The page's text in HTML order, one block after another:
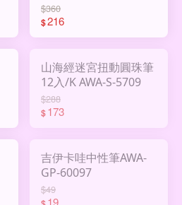
$360
$216
山海經迷宮扭動圓珠筆
12入/K AWA-S-5709
$288
$173
吉伊卡哇中性筆AWA-
GP-60097
$49
19